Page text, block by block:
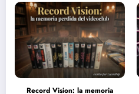
Record Vision: la memoria